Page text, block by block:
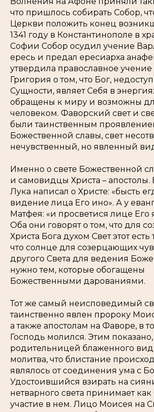
что пришлось собирать Собор,
Церкви положить конец
1341 году в Константинополе в
Софии Собор осудил учение
ересь и предал ересиарха
утвердила православное учение
Григория о том, что Бог,
Сущности, являет Себя в
обращены к миру и возможны
человеком. Фаворский свет и
были таинственным
Божественной славы, свет
нечувственный, но явленный
Именно о свете Божественной
и самовидцы Христа – апостолы.
Лука написал о Христе: «бысть
видение лица Его ино». А у
Матфея: «и просветися лице Его
Оба они говорят о том, что для
Христа Бога духом Свет этот есть
что солнце для созерцающих
другого Света для ведения
нужно тем, которые обогащены
Божественными дарованиями.
Тот же самый неисповедимый
таинственно явлен пророку
а также апостолам на Фаворе, в
Господь молился. Этим показано,
родительницей блаженного
молитва, что блистание
являлось от соединения ума с
Удостоившийся взирать на
нетварного света принимает
участие в нем. Лицо Моисея на